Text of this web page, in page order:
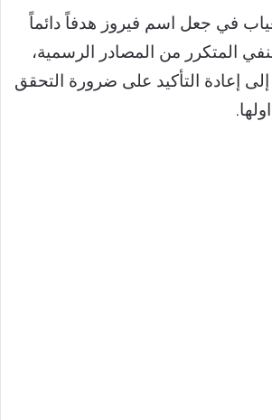
في جعل اسم فيروز هدفاً دائماً
المتكرر من المصادر الرسمية،
إلى إعادة التأكيد على ضرورة التحقق